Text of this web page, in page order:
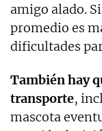
amigo alado.
promedio es
dificultades
También hay
transporte,
mascota